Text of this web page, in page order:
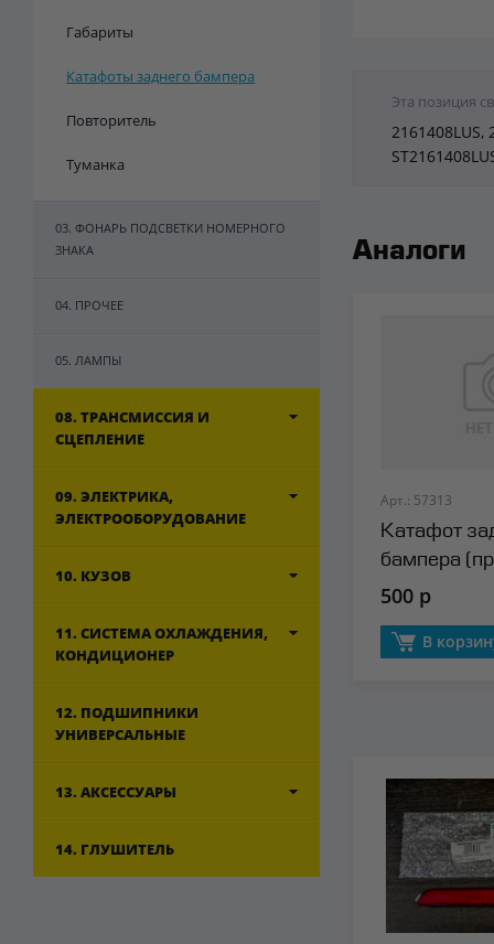
Габариты
Катафоты заднего бампера
Повторитель
Туманка
03. ФОНАРЬ ПОДСВЕТКИ НОМЕРНОГО
ЗНАКА
04. ПРОЧЕЕ
05. ЛАМПЫ
08. ТРАНСМИССИЯ И
СЦЕПЛЕНИЕ
09. ЭЛЕКТРИКА,
ЭЛЕКТРООБОРУДОВАНИЕ
10. КУЗОВ
11. СИСТЕМА ОХЛАЖДЕНИЯ,
КОНДИЦИОНЕР
12. ПОДШИПНИКИ
УНИВЕРСАЛЬНЫЕ
13. АКСЕССУАРЫ
14. ГЛУШИТЕЛЬ
Эта позиция
2161408LUS,
Аналоги
Арт.: 57313
Катафот
бампера
500 р
В